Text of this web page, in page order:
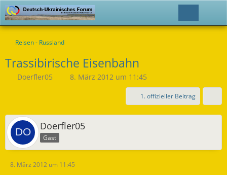
Reisen - Russland
Trassibirische Eisenbahn
Doerfler05 8. März 2012 um 11:45
1. offizieller Beitrag
Doerfler05
Gast
8. März 2012 um 11:45